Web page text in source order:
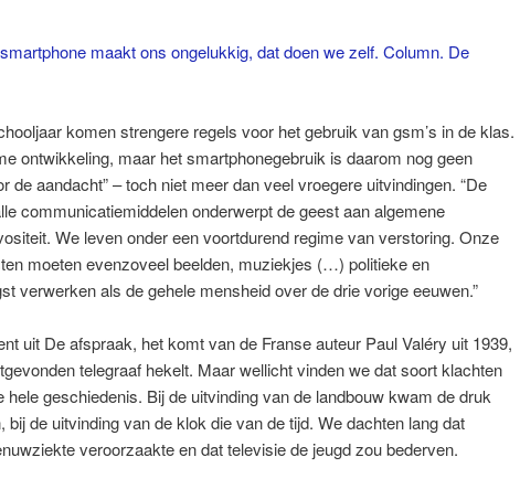
maakt ons ongelukkig, dat doen we zelf. Column. De
komen strengere regels voor het gebruik van gsm’s in de klas.
ontwikkeling, maar het smartphonegebruik is daarom nog geen
de aandacht” – toch niet meer dan veel vroegere uitvindingen. “De
communicatiemiddelen onderwerpt de geest aan algemene
We leven onder een voortdurend regime van verstoring. Onze
moeten evenzoveel beelden, muziekjes (…) politieke en
verwerken als de gehele mensheid over de drie vorige eeuwen.”
uit De afspraak, het komt van de Franse auteur Paul Valéry uit 1939,
telegraaf hekelt. Maar wellicht vinden we dat soort klachten
hele geschiedenis. Bij de uitvinding van de landbouw kwam de druk
bij de uitvinding van de klok die van de tijd. We dachten lang dat
veroorzaakte en dat televisie de jeugd zou bederven.